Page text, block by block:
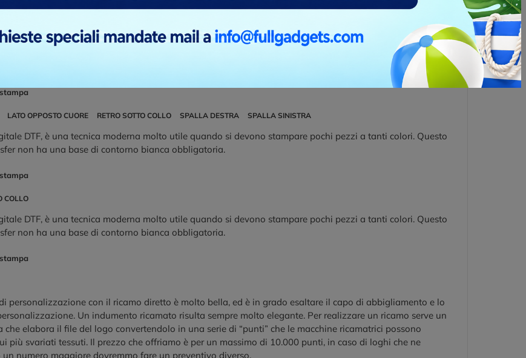
personalizzazione con il ricamo diretto è molto bella, ed è in grado esaltare il capo di abbigliamento e lo
Un indumento ricamato risulta sempre molto elegante. Per realizzare un ricamo serve un
che elabora il file del logo convertendolo in una serie di “punti” che le macchine ricamatrici possono
più svariati tessuti. Il prezzo che offriamo è per un massimo di 5.000 punti, in caso di loghi che ne
LATO OPPOSTO CUORE RETRO SOTTO COLLO SPALLA DESTRA SPALLA SINISTRA
DTF, è una tecnica moderna molto utile quando si devono stampare pochi pezzi a tanti colori. Questo
non ha una base di contorno bianca obbligatoria.
COLLO
DTF, è una tecnica moderna molto utile quando si devono stampare pochi pezzi a tanti colori. Questo
non ha una base di contorno bianca obbligatoria.
personalizzazione con il ricamo diretto è molto bella, ed è in grado esaltare il capo di abbigliamento e lo
Un indumento ricamato risulta sempre molto elegante. Per realizzare un ricamo serve un
che elabora il file del logo convertendolo in una serie di “punti” che le macchine ricamatrici possono
più svariati tessuti. Il prezzo che offriamo è per un massimo di 10.000 punti, in caso di loghi che ne
numero maggiore dovremmo fare un preventivo diverso.